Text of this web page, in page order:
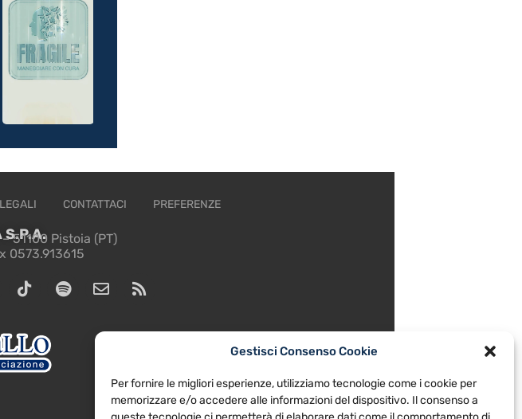
Gestisci Consenso Cookie
Per fornire le migliori esperienze, utilizziamo tecnologie come i cookie per
memorizzare e/o accedere alle informazioni del dispositivo. Il consenso a
CONTATTACI PREFERENZE
S.P.A.
51100 Pistoia (PT)
0573.913615